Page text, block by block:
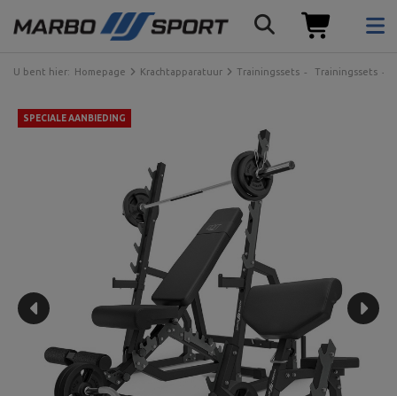
U bent hier: Homepage Krachtapparatuur Trainingssets Trainingssets
SPECIALE AANBIEDING